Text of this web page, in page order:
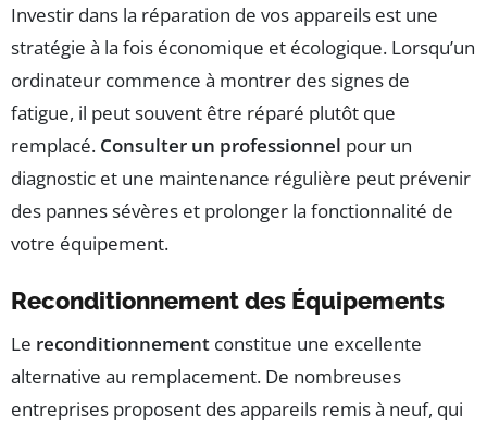
Investir dans la réparation de vos appareils est une
stratégie à la fois économique et écologique. Lorsqu’un
ordinateur commence à montrer des signes de
fatigue, il peut souvent être réparé plutôt que
remplacé. Consulter un professionnel pour un
diagnostic et une maintenance régulière peut prévenir
des pannes sévères et prolonger la fonctionnalité de
votre équipement.
Reconditionnement des Équipements
Le reconditionnement constitue une excellente
alternative au remplacement. De nombreuses
entreprises proposent des appareils remis à neuf, qui